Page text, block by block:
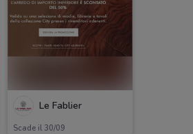
Le Fablier
Scade il 30/09